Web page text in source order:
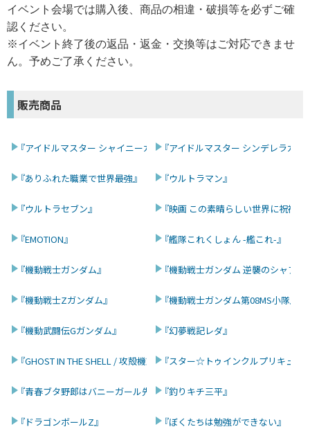
イベント会場では購入後、商品の相違・破損等を必ずご確
認ください。
※イベント終了後の返品・返金・交換等はご対応できませ
ん。予めご了承ください。
販売商品
『アイドルマスター シャイニーカラーズ』『アイドルマスター シンデレラガー
『ありふれた職業で世界最強』 『ウルトラマン』
『ウルトラセブン』 『映画 この素晴らしい世界に祝福を
『EMOTION』 『艦隊これくしょん -艦これ-』
『機動戦士ガンダム』 『機動戦士ガンダム 逆襲のシャア』
『機動戦士Zガンダム』 『機動戦士ガンダム第08MS小隊』
『機動武闘伝Gガンダム』 『幻夢戦記レダ』
『GHOST IN THE SHELL / 攻殻機動隊』『スター☆トゥインクルプリキュア
『青春ブタ野郎はバニーガール先輩の夢を見ない』
『釣りキチ三平』
『ドラゴンボールZ』 『ぼくたちは勉強ができない』